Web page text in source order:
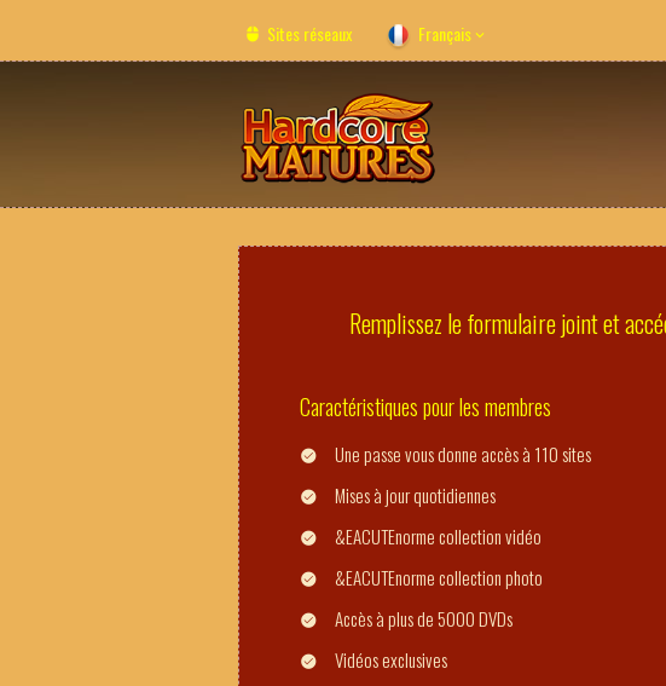
Sites réseaux Français
Remplissez le formulaire joint et
Caractéristiques pour les membres
Une passe vous donne accès à 110 sites
Mises à jour quotidiennes
&EACUTEnorme collection vidéo
&EACUTEnorme collection photo
Accès à plus de 5000 DVDs
Vidéos exclusives